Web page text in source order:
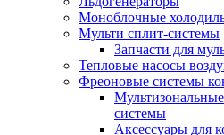
Моноблочные
Мульти сплит-системы
Запчасти для
Тепловые насосы
Фреоновые системы
системы
Аксессуары для